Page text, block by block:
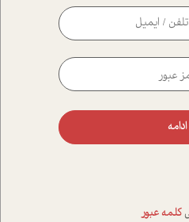
ادامه
کلمه عبور